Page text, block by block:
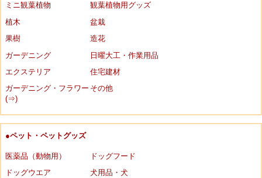
ミニ観葉植物
観葉植物用グッズ
植木
盆栽
果樹
造花
ガーデニング
日曜大工・作業用品
エクステリア
住宅建材
ガーデニング・フラワー
(⇒)
その他
●ペット・ペットグッズ
医薬品（動物用）
ドッグフード
ドッグウエア
犬用品・犬